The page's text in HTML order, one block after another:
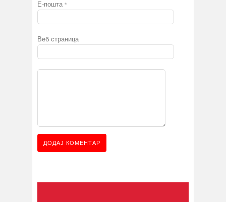
Е-пошта *
Веб страница